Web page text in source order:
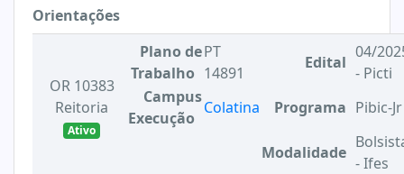
Orientações
OR 10383
Reitoria
Ativo
Plano de
Trabalho
PT
14891
Edital
04/
- Picti
Campus
Execução
Colatina Programa Pibic-Jr
Modalidade
- Ifes